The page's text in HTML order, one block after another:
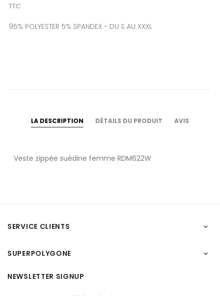
TTC
95% POLYESTER 5% SPANDEX - DU S AU XXXL
LA DESCRIPTION DÉTAILS DU PRODUIT AVIS
Veste zippée suédine femme RDM622W
SERVICE CLIENTS 
SUPERPOLYGONE 
NEWSLETTER SIGNUP